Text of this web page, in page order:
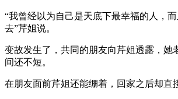
“我曾经以为自己是天底下最幸福的人，
去”芹姐说。
变故发生了，共同的朋友向芹姐透露，她
间还不短。
在朋友面前芹姐还能绷着，回家之后却直